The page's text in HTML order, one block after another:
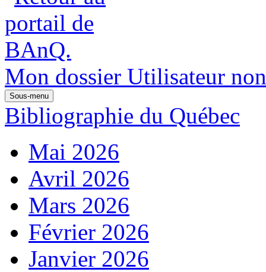
Mon dossier Utilisateur
Sous-menu
Bibliographie du Québec
Mai 2026
Avril 2026
Mars 2026
Février 2026
Janvier 2026